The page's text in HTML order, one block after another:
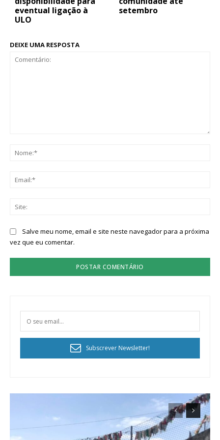
eventual ligação à
ULO
setembro
DEIXE UMA RESPOSTA
Salve meu nome, email e site neste navegador para a próxima
vez que eu comentar.
Subscrever Newsletter!